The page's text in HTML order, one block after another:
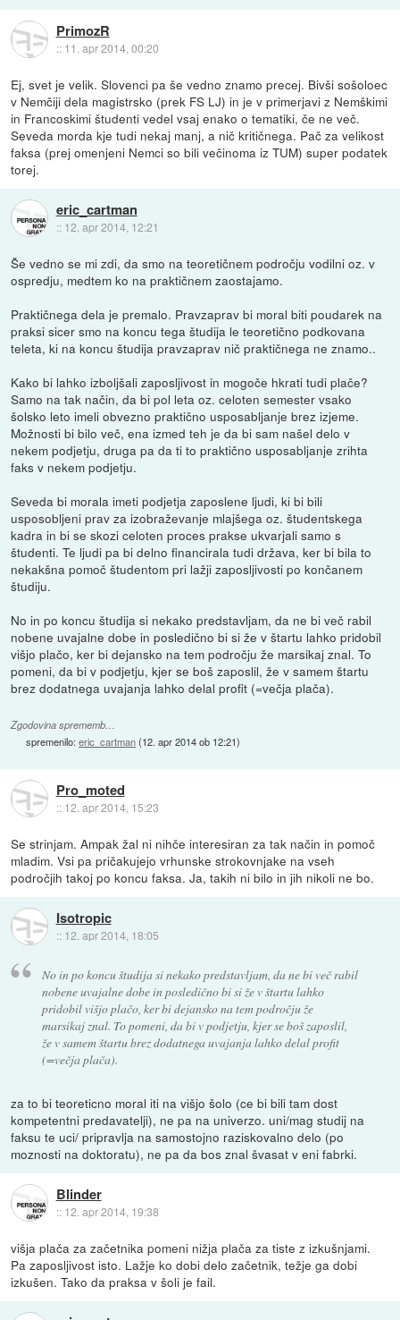
PrimozR
:: 11. apr 2014, 00:20
Ej, svet je velik. Slovenci pa še vedno znamo precej. Bivši sošoloec
v Nemčiji dela magistrsko (prek FS LJ) in je v primerjavi z Nemškimi
in Francoskimi študenti vedel vsaj enako o tematiki, če ne več.
Seveda morda kje tudi nekaj manj, a nič kritičnega. Pač za velikost
faksa (prej omenjeni Nemci so bili večinoma iz TUM) super podatek
torej.
eric_cartman
:: 12. apr 2014, 12:21
Še vedno se mi zdi, da smo na teoretičnem področju vodilni oz. v
ospredju, medtem ko na praktičnem zaostajamo.
Praktičnega dela je premalo. Pravzaprav bi moral biti poudarek na
praksi sicer smo na koncu tega študija le teoretično podkovana
teleta, ki na koncu študija pravzaprav nič praktičnega ne znamo..
Kako bi lahko izboljšali zaposljivost in mogoče hkrati tudi plače?
Samo na tak način, da bi pol leta oz. celoten semester vsako
šolsko leto imeli obvezno praktično usposabljanje brez izjeme.
Možnosti bi bilo več, ena izmed teh je da bi sam našel delo v
nekem podjetju, druga pa da ti to praktično usposabljanje zrihta
faks v nekem podjetju.
Seveda bi morala imeti podjetja zaposlene ljudi, ki bi bili
usposobljeni prav za izobraževanje mlajšega oz. študentskega
kadra in bi se skozi celoten proces prakse ukvarjali samo s
študenti. Te ljudi pa bi delno financirala tudi država, ker bi bila to
nekakšna pomoč študentom pri lažji zaposljivosti po končanem
študiju.
No in po koncu študija si nekako predstavljam, da ne bi več rabil
nobene uvajalne dobe in posledično bi si že v štartu lahko pridobil
višjo plačo, ker bi dejansko na tem področju že marsikaj znal. To
pomeni, da bi v podjetju, kjer se boš zaposlil, že v samem štartu
brez dodatnega uvajanja lahko delal profit (=večja plača).
Zgodovina sprememb…
spremenilo:eric_cartman(12. apr 2014 ob 12:21)
Pro_moted
:: 12. apr 2014, 15:23
Se strinjam. Ampak žal ni nihče interesiran za tak način in pomoč
mladim. Vsi pa pričakujejo vrhunske strokovnjake na vseh
področjih takoj po koncu faksa. Ja, takih ni bilo in jih nikoli ne bo.
Isotropic
:: 12. apr 2014, 18:05
No in po koncu študija si nekako predstavljam, da ne bi več rabil
nobene uvajalne dobe in posledično bi si že v štartu lahko
pridobil višjo plačo, ker bi dejansko na tem področju že
marsikaj znal. To pomeni, da bi v podjetju, kjer se boš zaposlil,
že v samem štartu brez dodatnega uvajanja lahko delal profit
(=večja plača).
za to bi teoreticno moral iti na višjo šolo (ce bi bili tam dost
kompetentni predavatelji), ne pa na univerzo. uni/mag studij na
faksu te uci/ pripravlja na samostojno raziskovalno delo (po
moznosti na doktoratu), ne pa da bos znal švasat v eni fabrki.
Blinder
:: 12. apr 2014, 19:38
višja plača za začetnika pomeni nižja plača za tiste z izkušnjami.
Pa zaposljivost isto. Lažje ko dobi delo začetnik, težje ga dobi
izkušen. Tako da praksa v šoli je fail.